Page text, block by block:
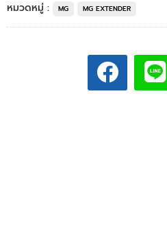
หมวดหมู่ :
MG MG EXTENDER